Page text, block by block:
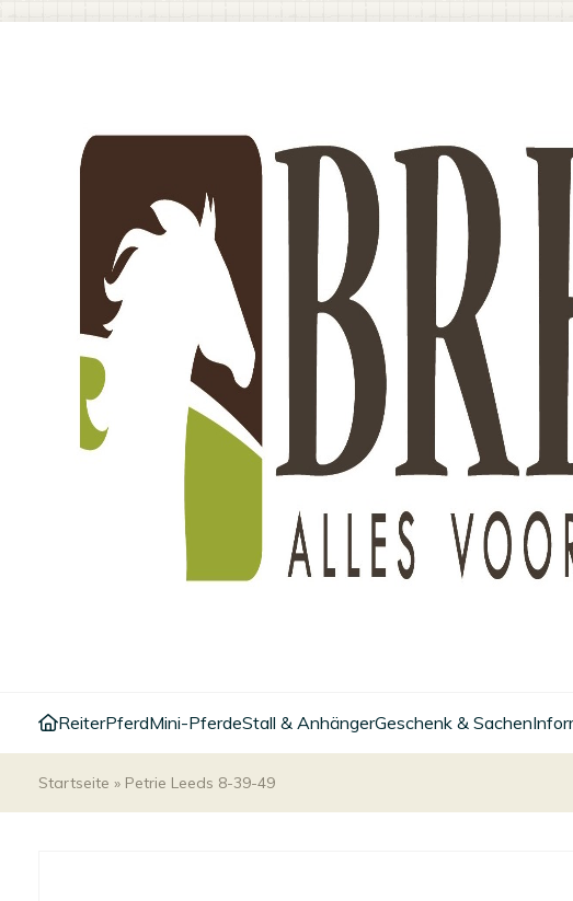
ReiterPferdMini-PferdeStall & AnhängerGeschenk & Sachen
Startseite » Petrie Leeds 8-39-49